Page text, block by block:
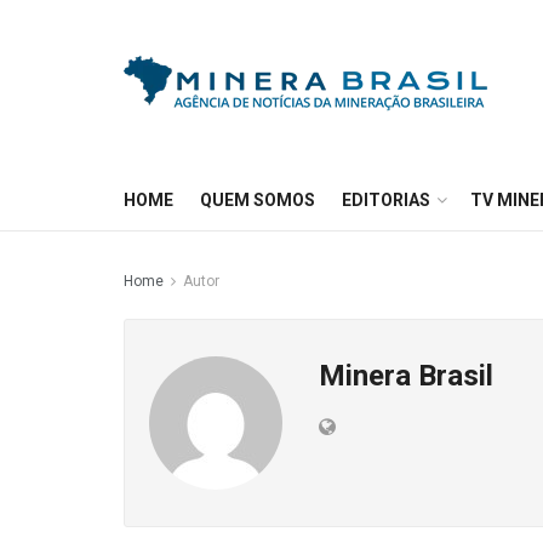
HOME QUEM SOMOS EDITORIAS TV
Home Autor
Minera Brasil